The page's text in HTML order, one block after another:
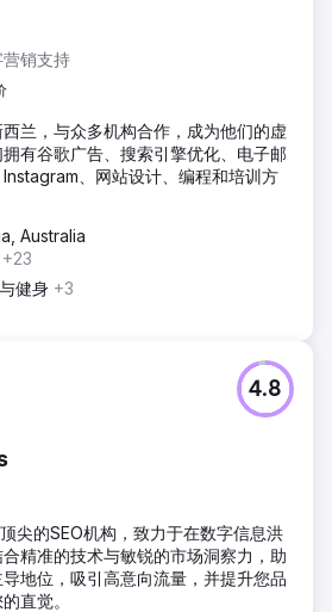
销支持
兰，与众多机构合作，成为他们的虚
有谷歌广告、搜索引擎优化、电子邮
、网站设计、编程和培训方
Australia
+23
健身 +3
4.8
尖的SEO机构，致力于在数字信息洪
精准的技术与敏锐的市场洞察力，助
地位，吸引高意向流量，并提升您品
直觉。